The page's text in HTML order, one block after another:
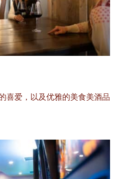
喜爱，以及优雅的美食美酒品